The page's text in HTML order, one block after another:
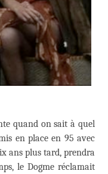
quand on sait à quel
en place en 95 avec
ans plus tard, prendra
le Dogme réclamait